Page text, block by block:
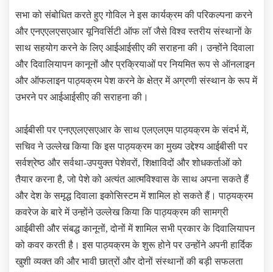
सभा को संबोधित करते हुए गोविल ने इस कार्यक्रम की परिकल्पना करने
और एनएएलएसएआर यूनिवर्सिटी ऑफ लॉ जैसे विश्व स्तरीय संस्थानों के
साथ सहयोग करने के लिए आईआईसीए की सराहना की। उन्होंने दिवाला
और दिवालियापन कानूनों और प्रक्रियाओं पर नियमित रूप से ऑनलाइन
और ऑफलाइन पाठ्यक्रम पेश करने के क्षेत्र में अग्रणी संस्थान के रूप में
उभरने पर आईआईसीए की सराहना की।
आईबीसी पर एनएएलएसएआर के साथ एलएलएम पाठ्यक्रम के संदर्भ में,
सचिव ने उल्लेख किया कि इस पाठ्यक्रम का मुख्य उद्देश्य आईबीसी पर
सर्वश्रेष्ठ और सर्वथा-उपयुक्त पेशेवरों, शिक्षाविदों और शोधकर्ताओं को
तैयार करना है, जो पेशे को अत्यंत आत्मविश्वास के साथ अपना सकते हैं
और देश के समृद्ध दिवाला इकोसिस्टम में शामिल हो सकते हैं। पाठ्यक्रम
कवरेज के बारे में उन्होंने उल्लेख किया कि पाठ्यक्रम की सामग्री
आईबीसी और संबद्ध कानूनों, दोनों में शामिल सभी प्रकार के दिवालियापन
को कवर करती है। इस पाठ्यक्रम के शुरू होने पर उन्होंने अपनी हार्दिक
खुशी व्यक्त की और भावी छात्रों और दोनों संस्थानों की बड़ी सफलता